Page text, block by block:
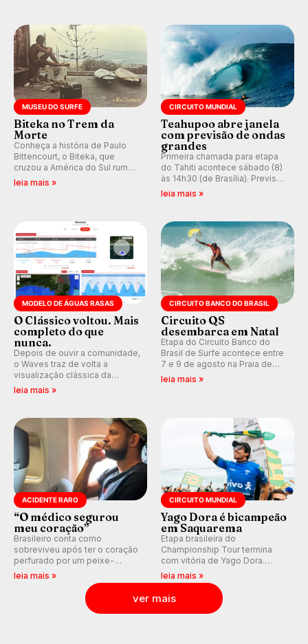
hegemonia potiguar em etapa
e questionando a visão
prática em esporte e indústria.
MUSEU DO SURFE
Biteka no Trem da
Morte
Conheça a história de Paulo
Bittencourt, o Biteka, que
cruzou a América do Sul rumo
ao Pacífico em uma jornada
que se tornou um marco de
leia mais »
CIRCUITO MUNDIAL
Teahupoo abre janela
com previsão de ondas
grandes
Primeira chamada para etapa
do Tahiti acontece sábado (8)
às 14h30 (de Brasília). Previsão
indica swell consistente.
Medina embarca para evento e
Kelly Slater convidado.
leia mais »
MODELO DE ÁGUAS RASAS
O Clássico voltou. Mais
completo do que
nunca.
Depois de ouvir a comunidade,
o Waves traz de volta a
visualização clássica da
previsão de águas rasas,
agora integrada à nova
ondas para até 16 dias.
leia mais »
CIRCUITO BANCO DO BRASIL
Circuito QS
desembarca em Natal
Etapa do Circuito Banco do
Brasil de Surfe acontece entre
7 e 9 de agosto na Praia de
Miami (RN), em disputas
válidas pelo Qualifying Series
leia mais »
ACIDENTE RARO
“O médico segurou
meu coração”
Brasileiro conta como
sobreviveu após ter o coração
perfurado por um peixe-
agulha enquanto surfava na
Costa Rica.
leia mais »
CIRCUITO MUNDIAL
Yago Dora é bicampeão
em Saquarema
Etapa brasileira do
Championship Tour termina
com vitória de Yago Dora.
Sawyer Lindblad vence entre
as mulheres e Leonardo
Fioravanti assume liderança do
ranking mundial da WSL, na
etapa de Saquarema.
leia mais »
ver mais